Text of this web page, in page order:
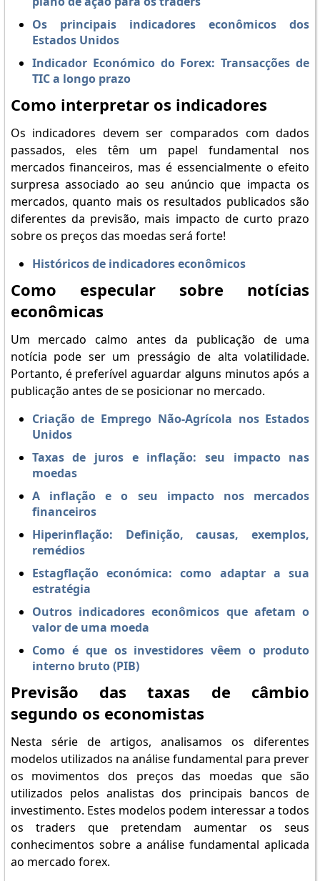
Os principais indicadores econômicos dos
Estados Unidos
Indicador Económico do Forex: Transacções de
TIC a longo prazo
Como interpretar os indicadores
Os indicadores devem ser comparados com dados
passados, eles têm um papel fundamental nos
mercados financeiros, mas é essencialmente o efeito
surpresa associado ao seu anúncio que impacta os
mercados, quanto mais os resultados publicados são
diferentes da previsão, mais impacto de curto prazo
sobre os preços das moedas será forte!
Históricos de indicadores econômicos
Como especular sobre notícias
econômicas
Um mercado calmo antes da publicação de uma
notícia pode ser um presságio de alta volatilidade.
Portanto, é preferível aguardar alguns minutos após a
publicação antes de se posicionar no mercado.
Criação de Emprego Não-Agrícola nos Estados
Unidos
Taxas de juros e inflação: seu impacto nas
moedas
A inflação e o seu impacto nos mercados
financeiros
Hiperinflação: Definição, causas, exemplos,
remédios
Estagflação económica: como adaptar a sua
estratégia
Outros indicadores econômicos que afetam o
valor de uma moeda
Como é que os investidores vêem o produto
interno bruto (PIB)
Previsão das taxas de câmbio
segundo os economistas
Nesta série de artigos, analisamos os diferentes
modelos utilizados na análise fundamental para prever
os movimentos dos preços das moedas que são
utilizados pelos analistas dos principais bancos de
investimento. Estes modelos podem interessar a todos
os traders que pretendam aumentar os seus
conhecimentos sobre a análise fundamental aplicada
ao mercado forex.